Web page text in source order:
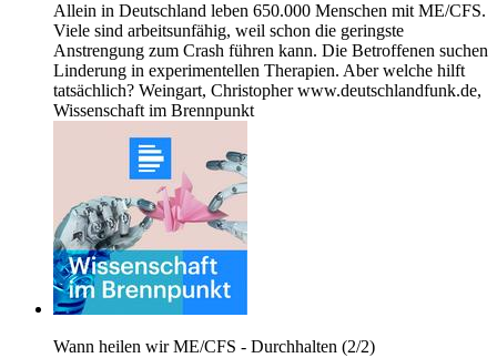
Allein in Deutschland leben 650.000 Menschen mit ME/CFS.
Viele sind arbeitsunfähig, weil schon die geringste
Anstrengung zum Crash führen kann. Die Betroffenen suchen
Linderung in experimentellen Therapien. Aber welche hilft
tatsächlich? Weingart, Christopher www.deutschlandfunk.de,
Wissenschaft im Brennpunkt
Wann heilen wir ME/CFS - Durchhalten (2/2)